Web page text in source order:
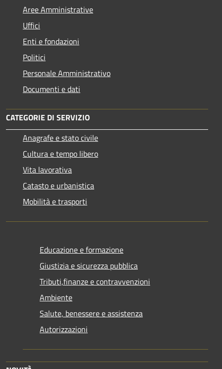
Aree Amministrative
Uffici
Enti e fondazioni
Politici
Personale Amministrativo
Documenti e dati
CATEGORIE DI SERVIZIO
Anagrafe e stato civile
Cultura e tempo libero
Vita lavorativa
Catasto e urbanistica
Mobilità e trasporti
Educazione e formazione
Giustizia e sicurezza pubblica
Tributi,finanze e contravvenzioni
Ambiente
Salute, benessere e assistenza
Autorizzazioni